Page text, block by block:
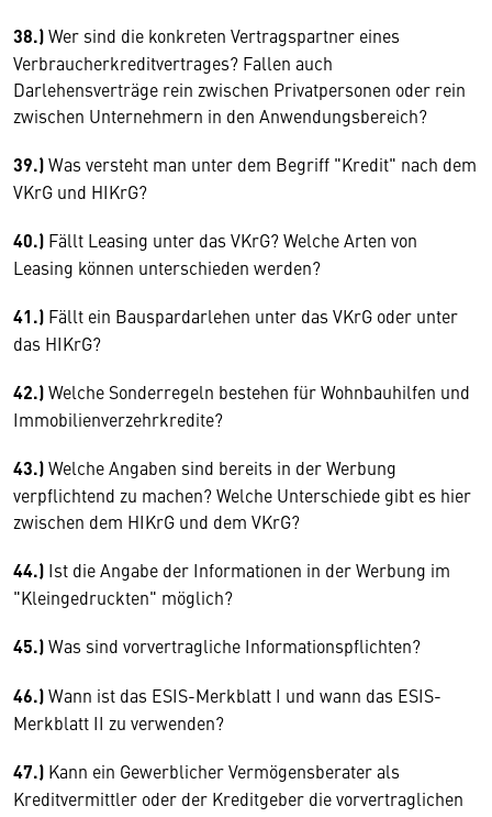
38.)Wer sind die konkreten Vertragspartner eines
Verbraucherkreditvertrages? Fallen auch
Darlehensverträge rein zwischen Privatpersonen oder rein
zwischen Unternehmern in den Anwendungsbereich?
39.)Was versteht man unter dem Begriff "Kredit" nach dem
VKrG und HIKrG?
40.) Fällt Leasing unter das VKrG? Welche Arten von
Leasing können unterschieden werden?
41.) Fällt ein Bauspardarlehen unter das VKrG oder unter
das HIKrG?
42.)Welche Sonderregeln bestehen für Wohnbauhilfen und
Immobilienverzehrkredite?
43.)Welche Angaben sind bereits in der Werbung
verpflichtend zu machen? Welche Unterschiede gibt es hier
zwischen dem HIKrG und dem VKrG?
44.) Ist die Angabe der Informationen in der Werbung im
"Kleingedruckten" möglich?
45.)Was sind vorvertragliche Informationspflichten?
46.)Wann ist das ESIS-Merkblatt I und wann das ESIS-
Merkblatt II zu verwenden?
47.) Kann ein Gewerblicher Vermögensberater als
Kreditvermittler oder der Kreditgeber die vorvertraglichen